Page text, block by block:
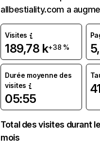
allbestiality.com a
Visites
189,78 k+38 %
Durée moyenne des
visites
05:55
Total des visites durant
mois